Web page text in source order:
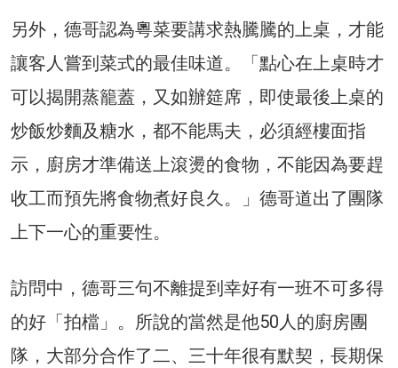
另外，德哥認為粵菜要講求熱騰騰的上桌，才能
讓客人嘗到菜式的最佳味道。「點心在上桌時才
可以揭開蒸籠蓋，又如辦筵席，即使最後上桌的
炒飯炒麵及糖水，都不能馬夫，必須經樓面指
示，廚房才準備送上滾燙的食物，不能因為要趕
收工而預先將食物煮好良久。」德哥道出了團隊
上下一心的重要性。
訪問中，德哥三句不離提到幸好有一班不可多得
的好「拍檔」。所說的當然是他50人的廚房團
隊，大部分合作了二、三十年很有默契，長期保